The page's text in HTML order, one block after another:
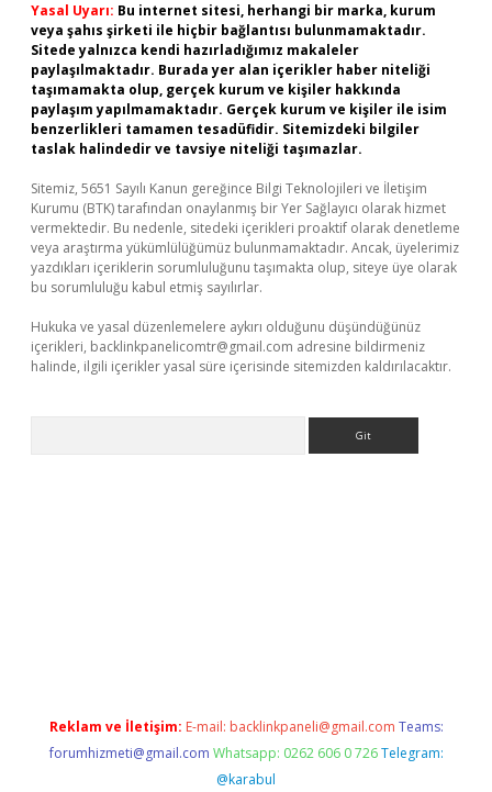
Yasal Uyarı: Bu internet sitesi, herhangi bir marka, kurum
veya şahıs şirketi ile hiçbir bağlantısı bulunmamaktadır.
Sitede yalnızca kendi hazırladığımız makaleler
paylaşılmaktadır. Burada yer alan içerikler haber niteliği
taşımamakta olup, gerçek kurum ve kişiler hakkında
paylaşım yapılmamaktadır. Gerçek kurum ve kişiler ile isim
benzerlikleri tamamen tesadüfidir. Sitemizdeki bilgiler
taslak halindedir ve tavsiye niteliği taşımazlar.
Sitemiz, 5651 Sayılı Kanun gereğince Bilgi Teknolojileri ve İletişim
Kurumu (BTK) tarafından onaylanmış bir Yer Sağlayıcı olarak hizmet
vermektedir. Bu nedenle, sitedeki içerikleri proaktif olarak denetleme
veya araştırma yükümlülüğümüz bulunmamaktadır. Ancak, üyelerimiz
yazdıkları içeriklerin sorumluluğunu taşımakta olup, siteye üye olarak
bu sorumluluğu kabul etmiş sayılırlar.
Hukuka ve yasal düzenlemelere aykırı olduğunu düşündüğünüz
içerikleri, backlinkpanelicomtr@gmail.com adresine bildirmeniz
halinde, ilgili içerikler yasal süre içerisinde sitemizden kaldırılacaktır.
Reklam ve İletişim: E-mail: backlinkpaneli@gmail.com Teams:
forumhizmeti@gmail.com Whatsapp: 0262 606 0 726 Telegram:
@karabul